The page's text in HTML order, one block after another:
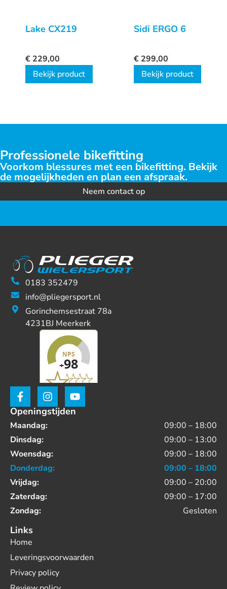
Lake CX219
€ 229,00
Bekijk product
Sidi ERGO 6
€ 299,00
Bekijk product
Professionele bikefitting
Voorkom blessures met een bikefitting. Bekijk
de mogelijkheden en plan een afspraak.
Neem contact op
0183 352479
info@pliegersport.nl
Gorinchemsestraat 78a
4231BJ Meerkerk
Openingstijden
Maandag:
09:00 – 18:00
Dinsdag:
09:00 – 13:00
Woensdag:
09:00 – 18:00
Donderdag:
09:00 – 18:00
Vrijdag:
09:00 – 20:00
Zaterdag:
09:00 – 17:00
Zondag:
Gesloten
Links
Home
Leveringsvoorwaarden
Privacy policy